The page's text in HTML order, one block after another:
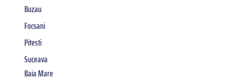
Buzau
Focsani
Pitesti
Suceava
Baia Mare